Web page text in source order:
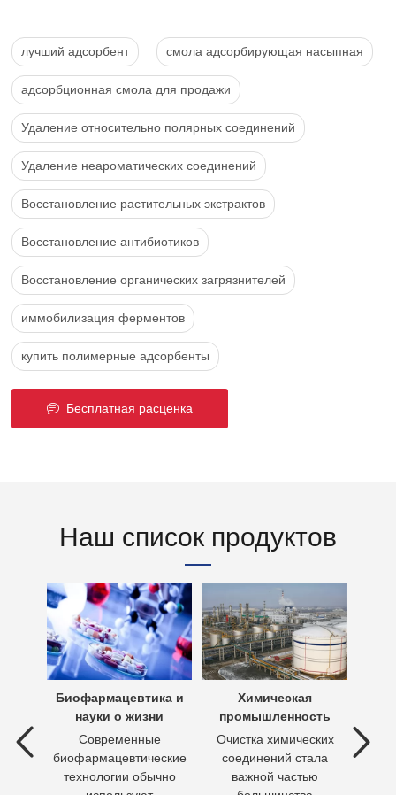
лучший адсорбент смола адсорбирующая насыпная
адсорбционная смола для продажи
Удаление относительно полярных соединений
Удаление неароматических соединений
Восстановление растительных экстрактов
Восстановление антибиотиков
Восстановление органических загрязнителей
иммобилизация ферментов
купить полимерные адсорбенты
Бесплатная расценка
Наш список продуктов
Биофармацевтика и
науки о жизни
Современные
биофармацевтические
технологии обычно
Химическая
промышленность
Очистка химических
соединений стала
важной частью